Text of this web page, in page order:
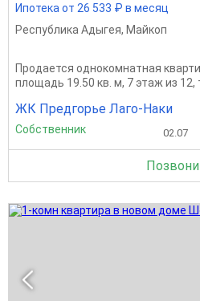
Ипотека от 26 533 ₽ в месяц
Республика Адыгея, Майкоп
Продается однокомнатная
площадь 19.50 кв. м, 7 этаж из
ЖК Предгорье Лаго-Наки
Собственник 02.07